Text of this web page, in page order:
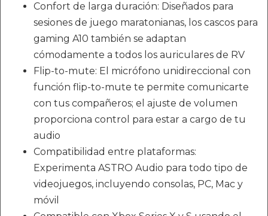
Confort de larga duración: Diseñados para
sesiones de juego maratonianas, los cascos para
gaming A10 también se adaptan
cómodamente a todos los auriculares de RV
Flip-to-mute: El micrófono unidireccional con
función flip-to-mute te permite comunicarte
con tus compañeros; el ajuste de volumen
proporciona control para estar a cargo de tu
audio
Compatibilidad entre plataformas:
Experimenta ASTRO Audio para todo tipo de
videojuegos, incluyendo consolas, PC, Mac y
móvil